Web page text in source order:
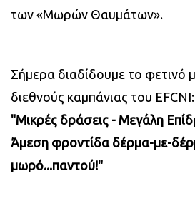
των «Μωρών Θαυμάτων».
Σήμερα διαδίδουμε το φετινό
διεθνούς καμπάνιας του EFCNI:
"Μικρές δράσεις - Μεγάλη
Άμεση φροντίδα δέρμα-με-
μωρό...παντού!"